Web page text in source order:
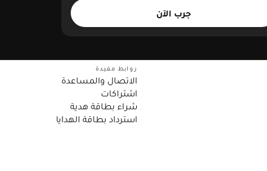
جرب الآن
روابط مفيدة
الاتصال والمساعدة
اشتراكات
شراء بطاقة هدية
استرداد بطاقة الهدايا